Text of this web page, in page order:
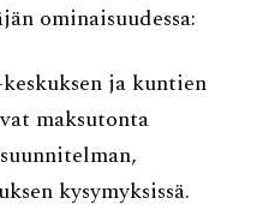
ominaisuudessa:
ja kuntien
maksutonta
kysymyksissä.